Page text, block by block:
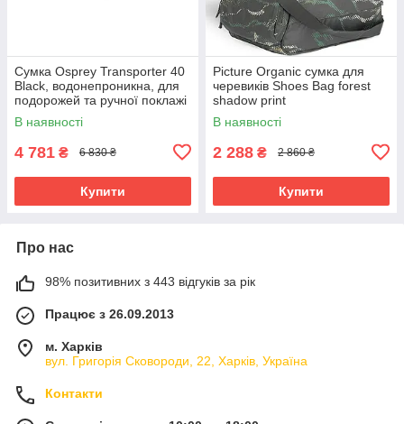
Сумка Osprey Transporter 40
Black, водонепроникна, для
подорожей та ручної поклажі
В наявності
4 781 ₴ 6 830 ₴
Купити
Picture Organic сумка для
черевиків Shoes Bag forest
shadow print
В наявності
2 288 ₴ 2 860 ₴
Купити
Про нас
98% позитивних з 443 відгуків за рік
Працює з 26.09.2013
м. Харків
вул. Григорія Сковороди, 22, Харків, Україна
Контакти